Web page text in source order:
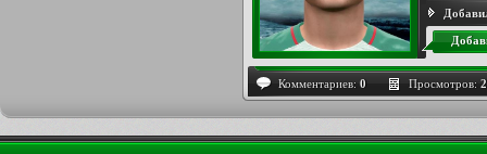
Комментариев: 0 Просмотров: